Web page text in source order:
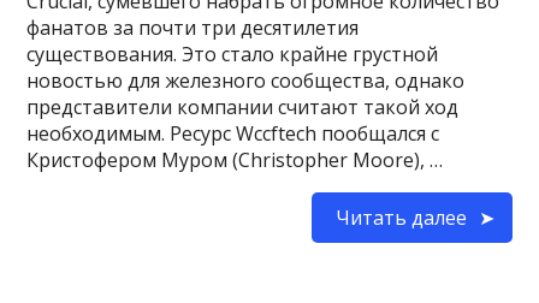
фанатов за почти три десятилетия
существования. Это стало крайне грустной
новостью для железного сообщества, однако
представители компании считают такой ход
необходимым. Ресурс Wccftech пообщался с
Кристофером Муром (Christopher Moore), …
Читать далее